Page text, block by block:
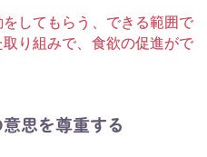
してもらう、できる範囲で
り組みで、食欲の促進がで
思を尊重する